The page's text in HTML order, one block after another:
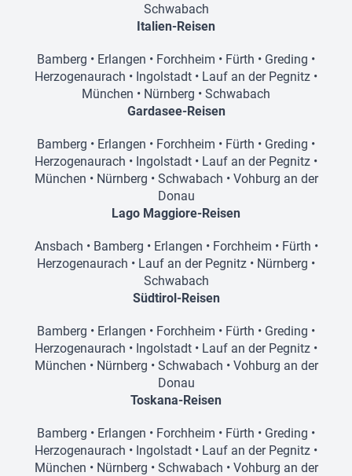
Schwabach
Italien-Reisen
Bamberg • Erlangen • Forchheim • Fürth • Greding •
Herzogenaurach • Ingolstadt • Lauf an der Pegnitz •
München • Nürnberg • Schwabach
Gardasee-Reisen
Bamberg • Erlangen • Forchheim • Fürth • Greding •
Herzogenaurach • Ingolstadt • Lauf an der Pegnitz •
München • Nürnberg • Schwabach • Vohburg an der
Donau
Lago Maggiore-Reisen
Ansbach • Bamberg • Erlangen • Forchheim • Fürth •
Herzogenaurach • Lauf an der Pegnitz • Nürnberg •
Schwabach
Südtirol-Reisen
Bamberg • Erlangen • Forchheim • Fürth • Greding •
Herzogenaurach • Ingolstadt • Lauf an der Pegnitz •
München • Nürnberg • Schwabach • Vohburg an der
Donau
Toskana-Reisen
Bamberg • Erlangen • Forchheim • Fürth • Greding •
Herzogenaurach • Ingolstadt • Lauf an der Pegnitz •
München • Nürnberg • Schwabach • Vohburg an der